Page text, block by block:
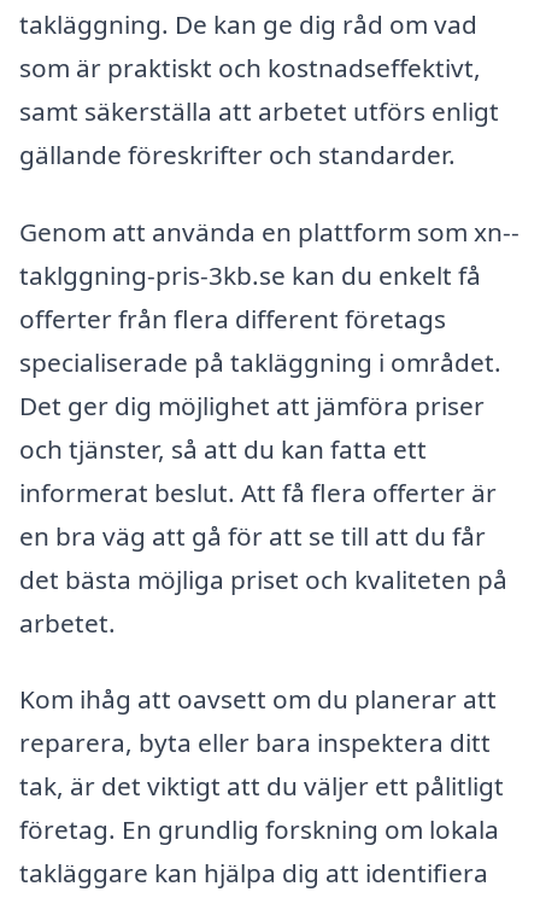
takläggning. De kan ge dig råd om vad
som är praktiskt och kostnadseffektivt,
samt säkerställa att arbetet utförs enligt
gällande föreskrifter och standarder.
Genom att använda en plattform som xn--
taklggning-pris-3kb.se kan du enkelt få
offerter från flera different företags
specialiserade på takläggning i området.
Det ger dig möjlighet att jämföra priser
och tjänster, så att du kan fatta ett
informerat beslut. Att få flera offerter är
en bra väg att gå för att se till att du får
det bästa möjliga priset och kvaliteten på
arbetet.
Kom ihåg att oavsett om du planerar att
reparera, byta eller bara inspektera ditt
tak, är det viktigt att du väljer ett pålitligt
företag. En grundlig forskning om lokala
takläggare kan hjälpa dig att identifiera